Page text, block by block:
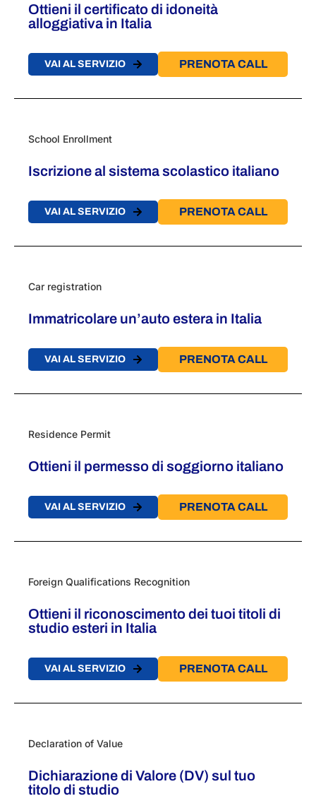
Ottieni il certificato di idoneità
alloggiativa in Italia
VAI AL SERVIZIO PRENOTA CALL
School Enrollment
Iscrizione al sistema scolastico italiano
VAI AL SERVIZIO PRENOTA CALL
Car registration
Immatricolare un’auto estera in Italia
VAI AL SERVIZIO PRENOTA CALL
Residence Permit
Ottieni il permesso di soggiorno italiano
VAI AL SERVIZIO PRENOTA CALL
Foreign Qualifications Recognition
Ottieni il riconoscimento dei tuoi titoli di
studio esteri in Italia
VAI AL SERVIZIO PRENOTA CALL
Declaration of Value
Dichiarazione di Valore (DV) sul tuo
titolo di studio